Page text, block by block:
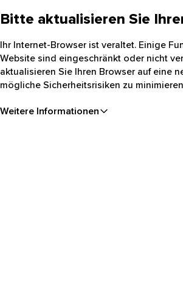
Bitte aktualisieren Sie
Ihr Internet-Browser ist veraltet. Einige
Website sind eingeschränkt oder nicht
aktualisieren Sie Ihren Browser auf eine
mögliche Sicherheitsrisiken zu
Weitere Informationen